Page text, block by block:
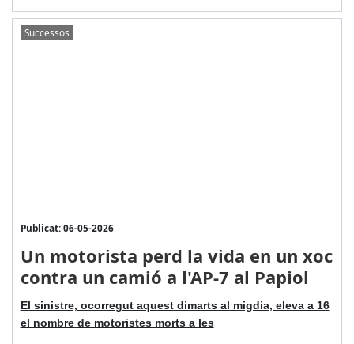
Successos
Publicat: 06-05-2026
Un motorista perd la vida en un xoc
contra un camió a l'AP-7 al Papiol
El sinistre, ocorregut aquest dimarts al migdia, eleva a 16
el nombre de motoristes morts a les